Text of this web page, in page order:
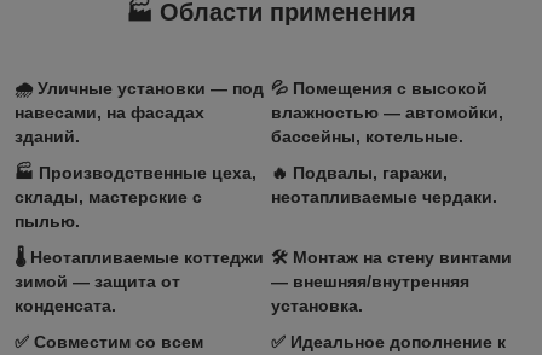
🏭 Области применения
🌧️ Уличные установки — под
навесами, на фасадах
зданий.
💦 Помещения с высокой
влажностью — автомойки,
бассейны, котельные.
🏭 Производственные цеха,
склады, мастерские с
пылью.
🔥 Подвалы, гаражи,
неотапливаемые чердаки.
🌡️ Неотапливаемые коттеджи
зимой — защита от
конденсата.
🛠️ Монтаж на стену винтами
— внешняя/внутренняя
установка.
✅ Совместим со всем
✅ Идеальное дополнение к